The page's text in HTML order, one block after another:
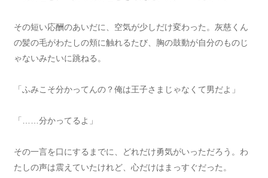
その短い応酬のあいだに、空気が少しだけ変わった。灰慈くん
の髪の毛がわたしの頬に触れるたび、胸の鼓動が自分のものじ
ゃないみたいに跳ねる。
「ふみこそ分かってんの？俺は王子さまじゃなくて男だよ」
「……分かってるよ」
その一言を口にするまでに、どれだけ勇気がいっただろう。わ
たしの声は震えていたけれど、心だけはまっすぐだった。